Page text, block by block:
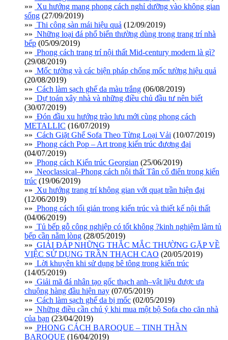
»» Xu hướng mang phong cách nghỉ dưỡng vào không gian
sống (27/09/2019)
»» Thi công sàn mái hiệu quả (12/09/2019)
»» Những loại đá phổ biến thường dùng trong trang trí nhà
bếp (05/09/2019)
»» Phong cách trang trí nội thất Mid-century modern là gì?
(29/08/2019)
»» Mốc tường và các biện pháp chống mốc tường hiệu quả
(20/08/2019)
»» Cách làm sạch ghế da màu trắng (06/08/2019)
»» Dự toán xây nhà và những điều chủ đầu tư nên biết
(30/07/2019)
»» Đón đầu xu hướng trào lưu mới cùng phong cách
METALLIC (16/07/2019)
»» Cách Giặt Ghế Sofa Theo Từng Loại Vải (10/07/2019)
»» Phong cách Pop – Art trong kiến trúc đương đại
(04/07/2019)
»» Phong cách Kiến trúc Georgian (25/06/2019)
»» Neoclassical–Phong cách nội thất Tân cổ điển trong kiến
trúc (19/06/2019)
»» Xu hướng trang trí không gian với quạt trần hiện đại
(12/06/2019)
»» Phong cách tối giản trong kiến trúc và thiết kế nội thất
(04/06/2019)
»» Tủ bếp gỗ công nghiệp có tốt không ?kinh nghiệm làm tủ
bếp cần nằm lòng (28/05/2019)
»» GIẢI ĐÁP NHỮNG THẮC MẮC THƯỜNG GẶP VỀ
VIỆC SỬ DỤNG TRẦN THẠCH CAO (20/05/2019)
»» Lời khuyên khi sử dụng bê tông trong kiến trúc
(14/05/2019)
»» Giải mã đá nhân tạo gốc thạch anh–vật liệu được ưa
chuộng hàng đầu hiện nay (07/05/2019)
»» Cách làm sạch ghế da bị mốc (02/05/2019)
»» Những điều cần chú ý khi mua một bộ Sofa cho căn nhà
của bạn (23/04/2019)
»» PHONG CÁCH BAROQUE – TINH THẦN
BAROQUE (16/04/2019)